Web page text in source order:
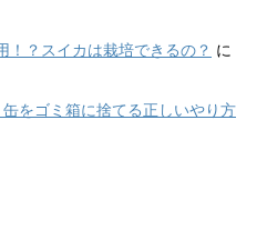
！？スイカは栽培できるの？ に
をゴミ箱に捨てる正しいやり方